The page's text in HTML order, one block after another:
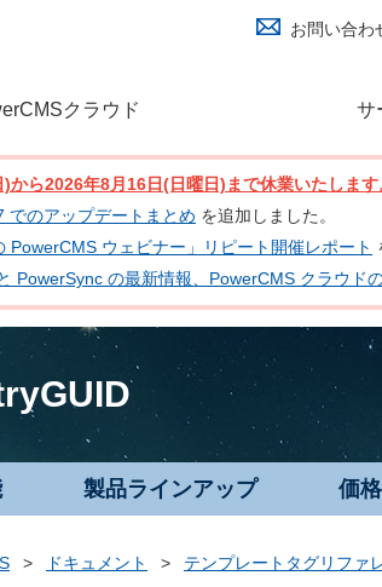
お問い合わ
クラウド サ
から2026年8月16日(日曜日)まで休業いたします
でのアップデートまとめ を追加しました。
PowerCMS ウェビナー」リピート開催レポート
PowerSync の最新情報、PowerCMS クラウド
製品ラインアップ 価
> ドキュメント > テンプレートタグリファ